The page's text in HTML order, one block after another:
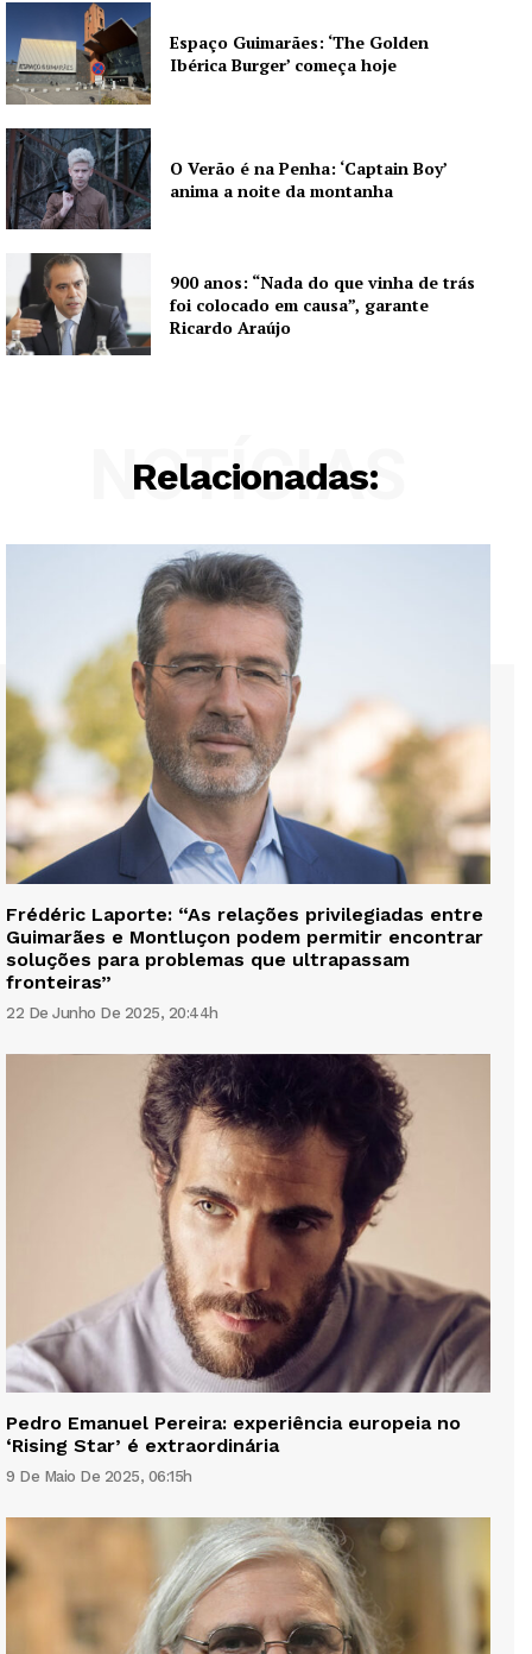
Espaço Guimarães: ‘The Golden
Ibérica Burger’ começa hoje
O Verão é na Penha: ‘Captain Boy’
anima a noite da montanha
900 anos: “Nada do que vinha de trás
foi colocado em causa”, garante
Ricardo Araújo
Relacionadas:
NOTÍCIAS
Frédéric Laporte: “As relações privilegiadas entre
Guimarães e Montluçon podem permitir encontrar
soluções para problemas que ultrapassam
fronteiras”
22 De Junho De 2025, 20:44h
Pedro Emanuel Pereira: experiência europeia no
‘Rising Star’ é extraordinária
9 De Maio De 2025, 06:15h